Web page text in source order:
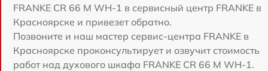
FRANKE CR 66 M WH-1 в сервисный центр FRANKE в
Красноярске и привезет обратно.
Позвоните и наш мастер сервис-центра FRANKE в
Красноярске проконсультирует и озвучит стоимость
работ над духового шкафа FRANKE CR 66 M WH-1.